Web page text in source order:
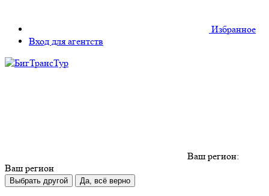
Избранное
Вход для агентств
Ваш регион:
Ваш регион
Выбрать другой Да, всё верно